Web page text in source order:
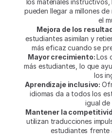
pueden llegar a millones
el
Mejora de los
estudiantes asimilan y
más eficaz cuando se
Mayor crecimiento: Los
más estudiantes, lo que
los
Aprendizaje inclusivo:
idiomas da a todos los
igual de
Mantener la
utilizan traducciones
estudiantes frente